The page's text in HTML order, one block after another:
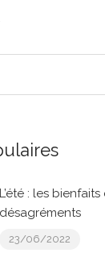
L’été : les
désagréments
23/06/2022